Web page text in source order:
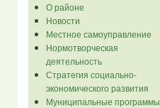
О районе
Новости
Местное самоуправление
Нормотворческая
деятельность
Стратегия социально-
экономического развития
Муниципальные программы